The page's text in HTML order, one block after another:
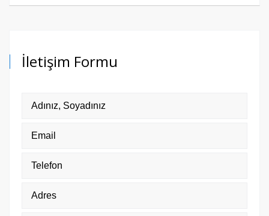
İletişim Formu